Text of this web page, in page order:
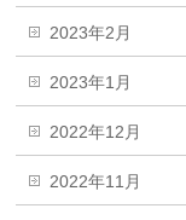
2023年2月
2023年1月
2022年12月
2022年11月